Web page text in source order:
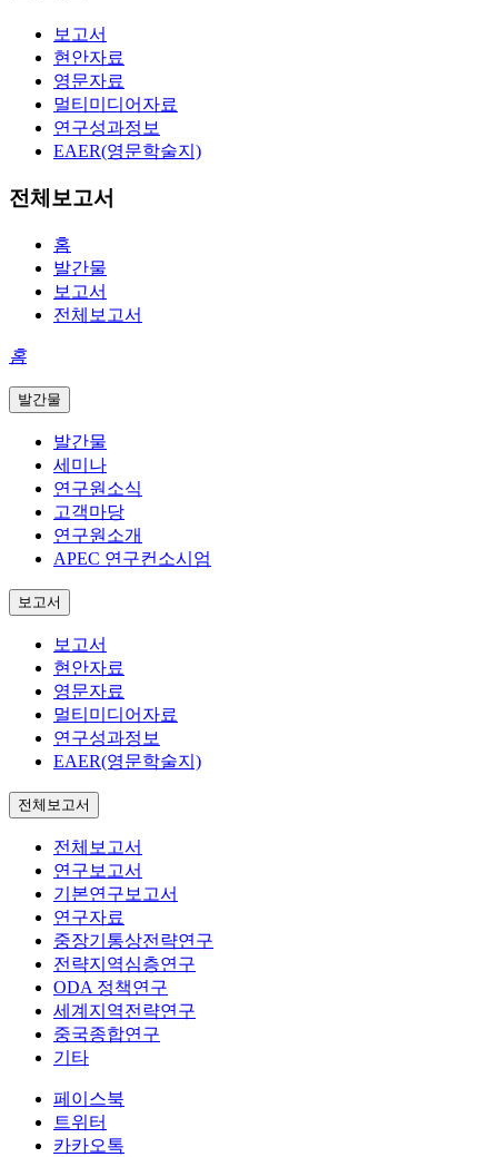
보고서
현안자료
영문자료
멀티미디어자료
연구성과정보
EAER(영문학술지)
전체보고서
홈
발간물
보고서
전체보고서
홈
발간물
발간물
세미나
연구원소식
고객마당
연구원소개
APEC 연구컨소시엄
보고서
보고서
현안자료
영문자료
멀티미디어자료
연구성과정보
EAER(영문학술지)
전체보고서
전체보고서
연구보고서
기본연구보고서
연구자료
중장기통상전략연구
전략지역심층연구
ODA 정책연구
세계지역전략연구
중국종합연구
기타
페이스북
트위터
카카오톡